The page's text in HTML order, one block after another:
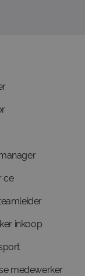
ce
inkoop
medewerker